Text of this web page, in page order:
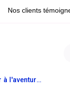
Quatre étapes pour partir à l'aventure en bikepacking